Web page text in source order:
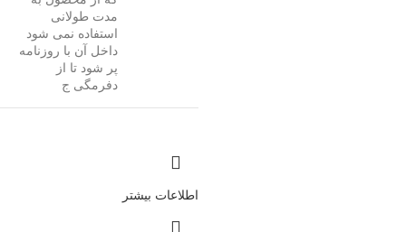
مدت طولانی
استفاده نمی شود
داخل آن با روزنامه
پر شود تا از
دفرمگی ج
اطلاعات بیشتر